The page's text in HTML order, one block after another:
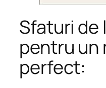
Sfaturi de
pentru un
perfect: